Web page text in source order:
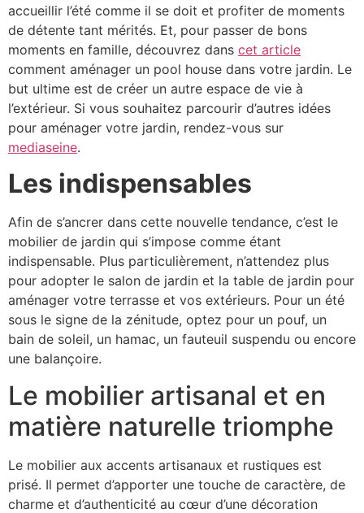
accueillir l’été comme il se doit et profiter de moments
de détente tant mérités. Et, pour passer de bons
moments en famille, découvrez dans cet article
comment aménager un pool house dans votre jardin. Le
but ultime est de créer un autre espace de vie à
l’extérieur. Si vous souhaitez parcourir d’autres idées
pour aménager votre jardin, rendez-vous sur
mediaseine.
Les indispensables
Afin de s’ancrer dans cette nouvelle tendance, c’est le
mobilier de jardin qui s’impose comme étant
indispensable. Plus particulièrement, n’attendez plus
pour adopter le salon de jardin et la table de jardin pour
aménager votre terrasse et vos extérieurs. Pour un été
sous le signe de la zénitude, optez pour un pouf, un
bain de soleil, un hamac, un fauteuil suspendu ou encore
une balançoire.
Le mobilier artisanal et en
matière naturelle triomphe
Le mobilier aux accents artisanaux et rustiques est
prisé. Il permet d’apporter une touche de caractère, de
charme et d’authenticité au cœur d’une décoration